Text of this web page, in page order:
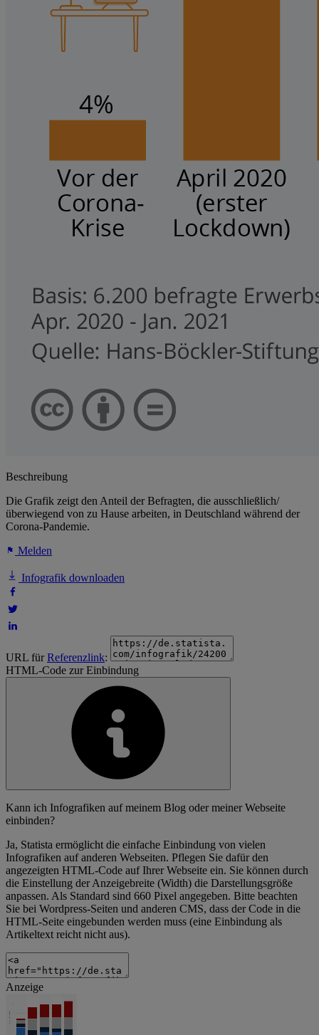
Beschreibung
Die Grafik zeigt den Anteil der Befragten, die ausschließlich/
überwiegend von zu Hause arbeiten, in Deutschland während der
Corona-Pandemie.
Melden
Infografik downloaden
URL fürReferenzlink:
HTML-Code zur Einbindung
Kann ich Infografiken auf meinem Blog oder meiner Webseite
einbinden?
Ja, Statista ermöglicht die einfache Einbindung von vielen
Infografiken auf anderen Webseiten. Pflegen Sie dafür den
angezeigten HTML-Code auf Ihrer Webseite ein. Sie können durch
die Einstellung der Anzeigebreite (Width) die Darstellungsgröße
anpassen. Als Standard sind 660 Pixel angegeben. Bitte beachten
Sie bei Wordpress-Seiten und anderen CMS, dass der Code in die
HTML-Seite eingebunden werden muss (eine Einbindung als
Artikeltext reicht nicht aus).
Anzeige